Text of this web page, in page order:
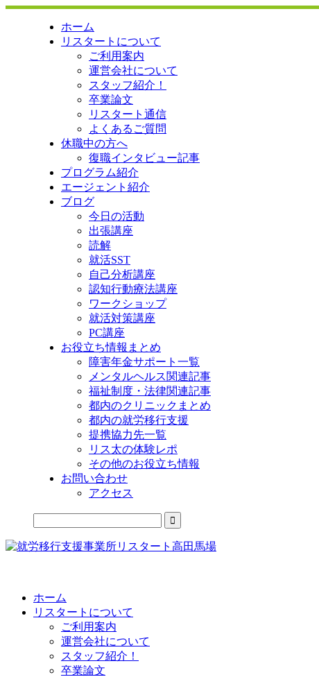
ホーム
リスタートについて
ご利用案内
運営会社について
スタッフ紹介！
卒業論文
リスタート通信
よくあるご質問
休職中の方へ
復職インタビュー記事
プログラム紹介
エージェント紹介
ブログ
今日の活動
出張講座
読解
就活SST
自己分析講座
認知行動療法講座
ワークショップ
就活対策講座
PC講座
お役立ち情報まとめ
障害年金サポート一覧
メンタルヘルス関連記事
福祉制度・法律関連記事
都内のクリニックまとめ
都内の就労移行支援
提携協力先一覧
リス太の体験レポ
その他のお役立ち情報
お問い合わせ
アクセス
ホーム
リスタートについて
ご利用案内
運営会社について
スタッフ紹介！
卒業論文